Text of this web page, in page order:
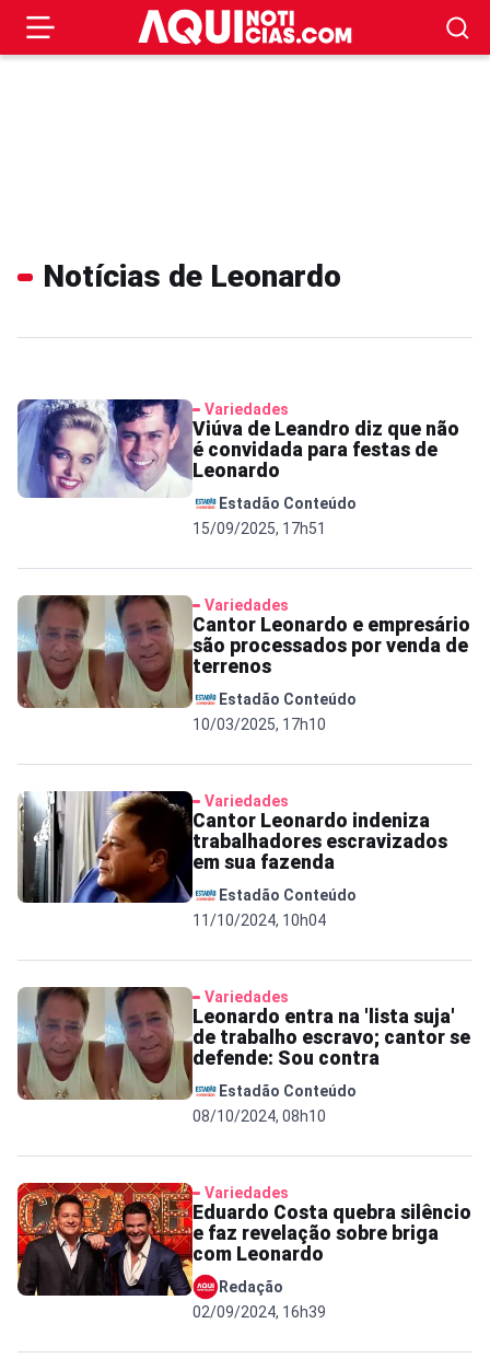
Notícias de Leonardo
Variedades
Viúva de Leandro diz que não
é convidada para festas de
Leonardo
Estadão Conteúdo
15/09/2025, 17h51
Variedades
Cantor Leonardo e empresário
são processados por venda de
terrenos
Estadão Conteúdo
10/03/2025, 17h10
Variedades
Cantor Leonardo indeniza
trabalhadores escravizados
em sua fazenda
Estadão Conteúdo
11/10/2024, 10h04
Variedades
Leonardo entra na 'lista suja'
de trabalho escravo; cantor se
defende: Sou contra
Estadão Conteúdo
08/10/2024, 08h10
Variedades
Eduardo Costa quebra silêncio
e faz revelação sobre briga
com Leonardo
Redação
02/09/2024, 16h39